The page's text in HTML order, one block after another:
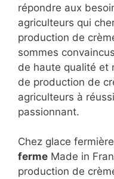
répondre aux
agriculteurs qui
production de
sommes
de haute qualité et
de production de
agriculteurs à
passionnant.
Chez glace
ferme Made in
production de